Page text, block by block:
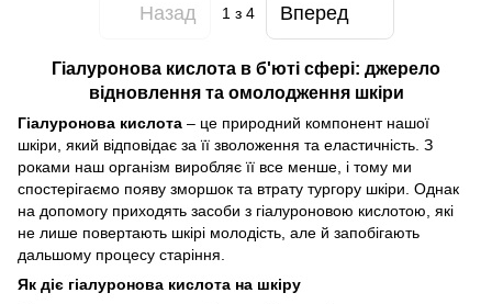
Назад 1з 4 Вперед
Гіалуронова кислота в б'юті сфері: джерело
відновлення та омолодження шкіри
Гіалуронова кислота – це природний компонент нашої
шкіри, який відповідає за її зволоження та еластичність. З
роками наш організм виробляє її все менше, і тому ми
спостерігаємо появу зморшок та втрату тургору шкіри. Однак
на допомогу приходять засоби з гіалуроновою кислотою, які
не лише повертають шкірі молодість, але й запобігають
дальшому процесу старіння.
Як діє гіалуронова кислота на шкіру